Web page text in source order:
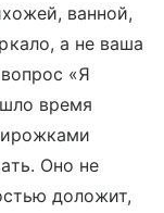
ванной,
а не ваша
«Я
время
Оно не
доложит,